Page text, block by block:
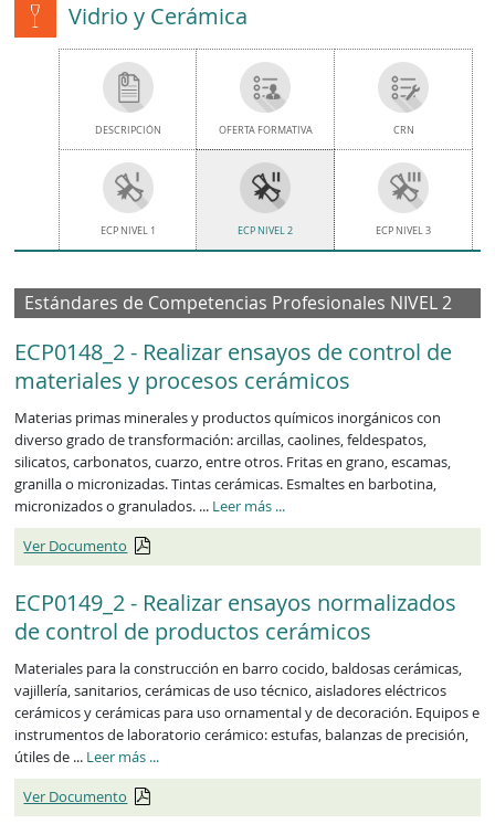
Vidrio y Cerámica
DESCRIPCIÓN OFERTA FORMATIVA CRN
ECP NIVEL 1 ECP NIVEL 2 ECP NIVEL 3
Estándares de Competencias Profesionales NIVEL 2
ECP0148_2 - Realizar ensayos de control de
materiales y procesos cerámicos
Materias primas minerales y productos químicos inorgánicos con
diverso grado de transformación: arcillas, caolines, feldespatos,
silicatos, carbonatos, cuarzo, entre otros. Fritas en grano, escamas,
granilla o micronizadas. Tintas cerámicas. Esmaltes en barbotina,
micronizados o granulados. ... Leer más ECP0148_2
...
Ver Documento
ECP0149_2 - Realizar ensayos normalizados
de control de productos cerámicos
Materiales para la construcción en barro cocido, baldosas cerámicas,
vajillería, sanitarios, cerámicas de uso técnico, aisladores eléctricos
cerámicos y cerámicas para uso ornamental y de decoración. Equipos e
instrumentos de laboratorio cerámico: estufas, balanzas de precisión,
útiles de ... Leer más ECP0149_2
...
Ver Documento